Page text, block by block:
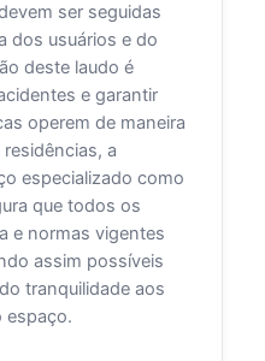
ser seguidas
dos usuários e do
deste laudo é
e garantir
operem de maneira
a
especializado como
que todos os
e normas vigentes
assim possíveis
tranquilidade aos
espaço.